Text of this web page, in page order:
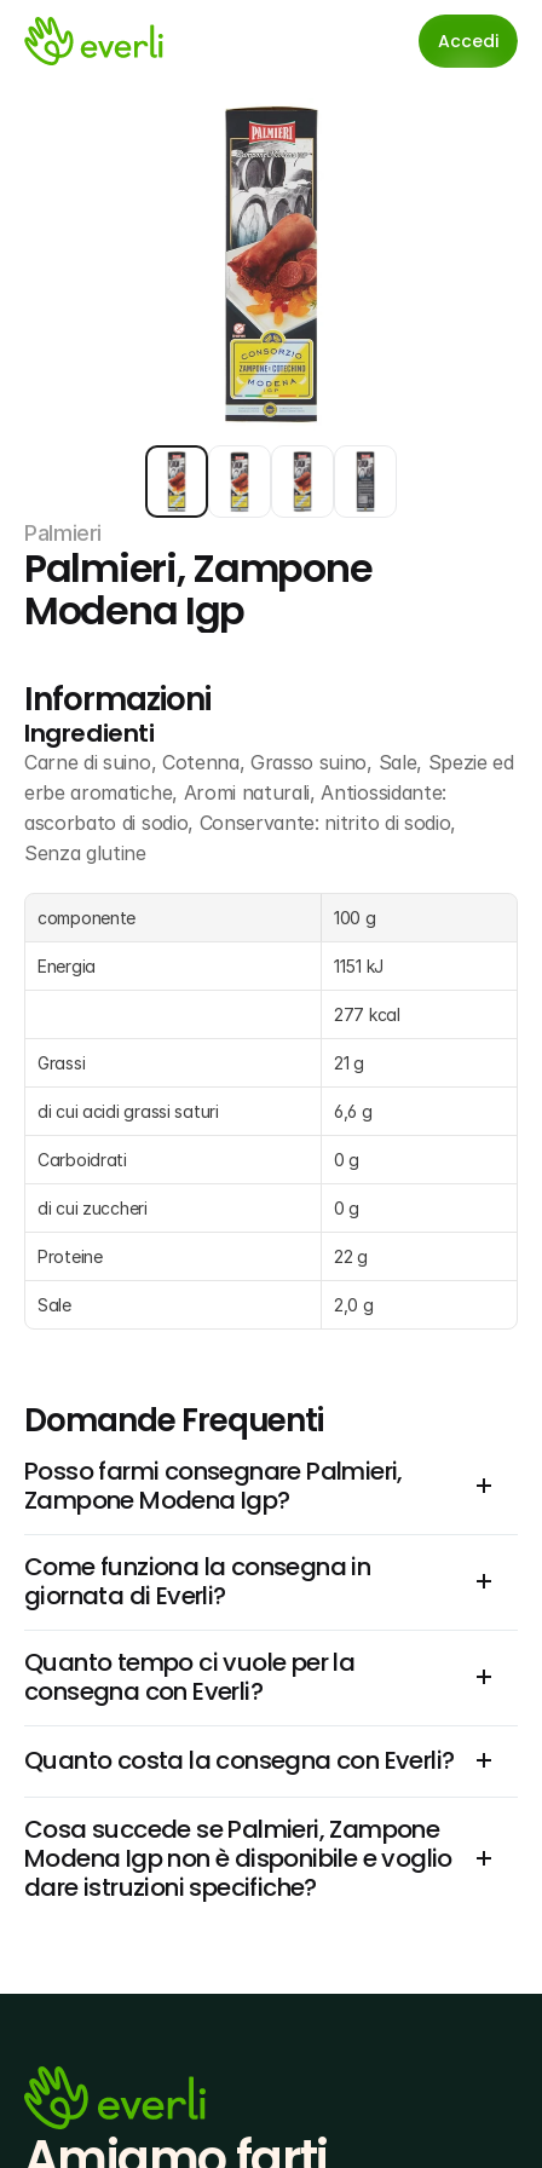
Accedi
Palmieri
Palmieri, Zampone
Modena Igp
Informazioni
Ingredienti
Carne di suino, Cotenna, Grasso suino, Sale, Spezie ed
erbe aromatiche, Aromi naturali, Antiossidante:
ascorbato di sodio, Conservante: nitrito di sodio,
Senza glutine
componente 100 g
Energia 1151 kJ
277 kcal
Grassi 21 g
di cui acidi grassi saturi 6,6 g
Carboidrati 0 g
di cui zuccheri 0 g
Proteine 22 g
Sale 2,0 g
Domande Frequenti
Posso farmi consegnare Palmieri,
Zampone Modena Igp?
Come funziona la consegna in
giornata di Everli?
Quanto tempo ci vuole per la
consegna con Everli?
Quanto costa la consegna con Everli?
Cosa succede se Palmieri, Zampone
Modena Igp non è disponibile e voglio
dare istruzioni specifiche?